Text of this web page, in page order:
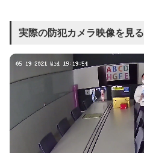
実際の防犯カメラ映像を見る